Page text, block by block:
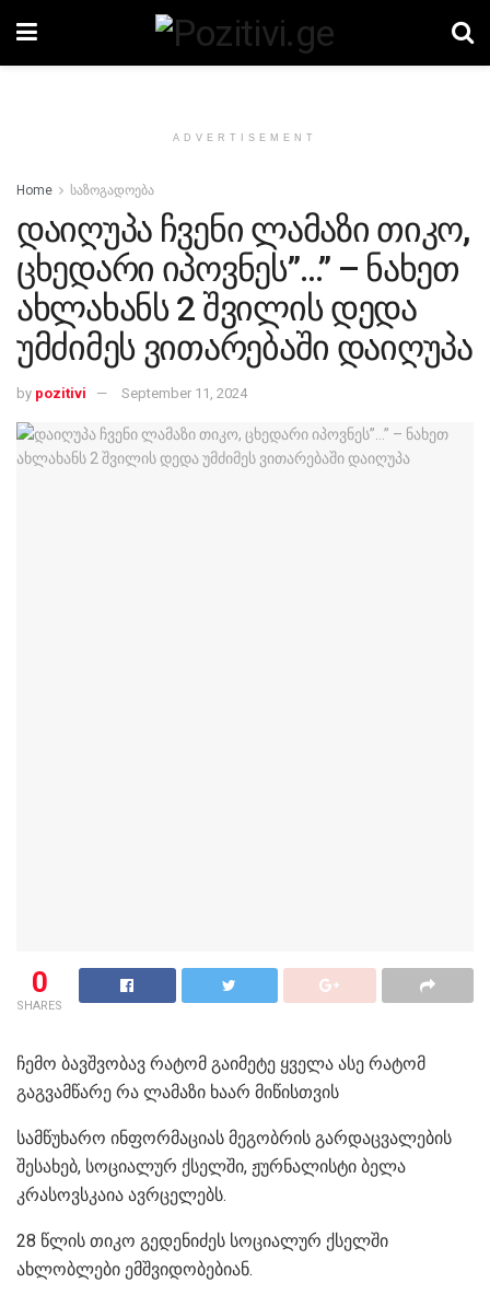
ADVERTISEMENT
Home საზოგადოება
დაიღუპა ჩვენი ლამაზი თიკო,
ცხედარი იპოვნეს”…” – ნახეთ
ახლახანს 2 შვილის დედა
უმძიმეს ვითარებაში დაიღუპა
by pozitivi September 11, 2024
0
SHARES
ჩემო ბავშვობავ რატომ გაიმეტე ყველა ასე რატომ
გაგვამწარე რა ლამაზი ხაარ მიწისთვის
სამწუხარო ინფორმაციას მეგობრის გარდაცვალების
შესახებ, სოციალურ ქსელში, ჟურნალისტი ბელა
კრასოვსკაია ავრცელებს.
28 წლის თიკო გედენიძეს სოციალურ ქსელში
ახლობლები ემშვიდობებიან.